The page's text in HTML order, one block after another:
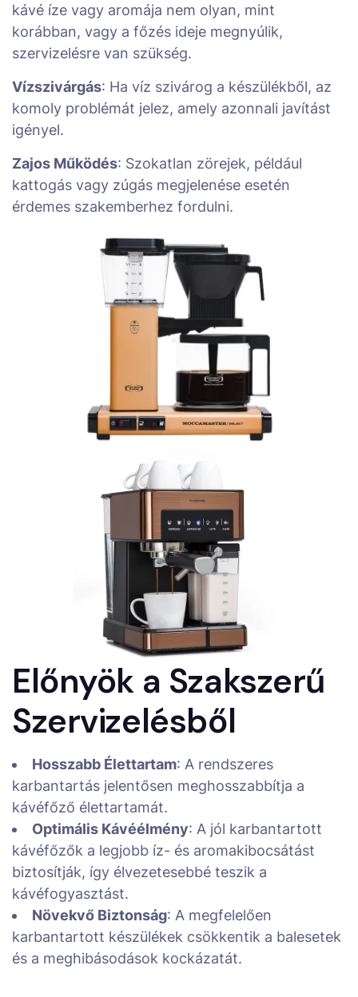
kávé íze vagy aromája nem olyan, mint
korábban, vagy a főzés ideje megnyúlik,
szervizelésre van szükség.
Vízszivárgás: Ha víz szivárog a készülékből, az
komoly problémát jelez, amely azonnali javítást
igényel.
Zajos Működés: Szokatlan zörejek, például
kattogás vagy zúgás megjelenése esetén
érdemes szakemberhez fordulni.
Előnyök a Szakszerű
Szervizelésből
Hosszabb Élettartam: A rendszeres
karbantartás jelentősen meghosszabbítja a
kávéfőző élettartamát.
Optimális Kávéélmény: A jól karbantartott
kávéfőzők a legjobb íz- és aromakibocsátást
biztosítják, így élvezetesebbé teszik a
kávéfogyasztást.
Növekvő Biztonság: A megfelelően
karbantartott készülékek csökkentik a balesetek
és a meghibásodások kockázatát.